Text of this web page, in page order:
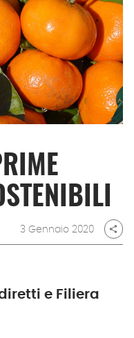
3 Gennaio 2020 share
e Filiera